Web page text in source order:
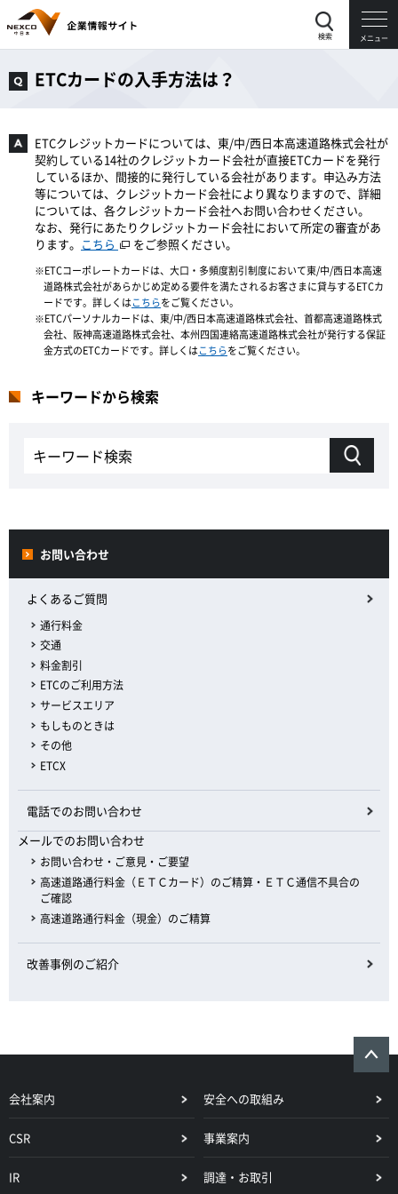
検索 メニュー
ETCカードの入手方法は？
ETCクレジットカードについては、東/中/西日本高速道路株式会社が
契約している14社のクレジットカード会社が直接ETCカードを発行
しているほか、間接的に発行している会社があります。申込み方法
等については、クレジットカード会社により異なりますので、詳細
については、各クレジットカード会社へお問い合わせください。
なお、発行にあたりクレジットカード会社において所定の審査があ
ります。 こちら をご参照ください。
ETCコーポレートカードは、大口・多頻度割引制度において東/中/西日本高速
道路株式会社があらかじめ定める要件を満たされるお客さまに貸与するETCカ
ードです。詳しくはこちらをご覧ください。
ETCパーソナルカードは、東/中/西日本高速道路株式会社、首都高速道路株式
会社、阪神高速道路株式会社、本州四国連絡高速道路株式会社が発行する保証
金方式のETCカードです。詳しくはこちらをご覧ください。
キーワードから検索
お問い合わせ
よくあるご質問
通行料金
交通
料金割引
ETCのご利用方法
サービスエリア
もしものときは
その他
ETCX
電話でのお問い合わせ
メールでのお問い合わせ
お問い合わせ・ご意見・ご要望
高速道路通行料金（ＥＴＣカード）のご精算・ＥＴＣ通信不具合の
ご確認
高速道路通行料金（現金）のご精算
改善事例のご紹介
会社案内 安全への取組み
CSR 事業案内
IR 調達・お取引